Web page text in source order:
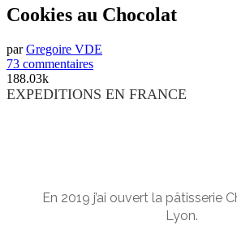
Cookies au Chocolat
parGregoire VDE
73 commentaires
188.03k
EXPEDITIONS EN FRANCE
En 2019 j’ai ouvert la pâtisserie
Lyon.